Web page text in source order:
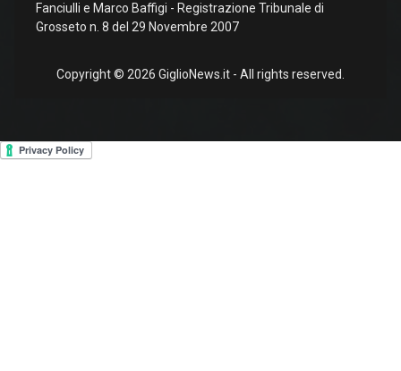
Fanciulli e Marco Baffigi - Registrazione Tribunale di
Grosseto n. 8 del 29 Novembre 2007
Copyright © 2026 GiglioNews.it - All rights reserved.